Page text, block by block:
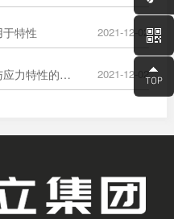
特性 2021-12-02
• 预应力固定管板换热器预变形与应力特性的数值分析 2021-12-02